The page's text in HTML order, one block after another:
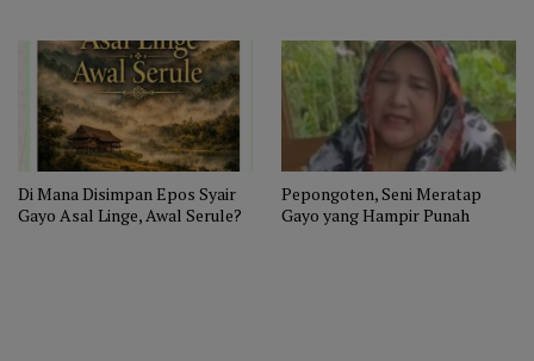
Di Mana Disimpan Epos Syair
Gayo Asal Linge, Awal Serule?
Pepongoten, Seni Meratap
Gayo yang Hampir Punah